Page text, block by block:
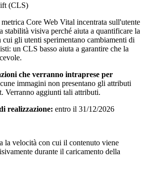
(CLS)
Core Web Vital incentrata sull'utente
stabilità visiva perché aiuta a quantificare la
cui gli utenti sperimentano cambiamenti di
un CLS basso aiuta a garantire che la
che verranno intraprese per
immagini non presentano gli attributi
Verranno aggiunti tali attributi.
realizzazione: entro il 31/12/2026
la velocità con cui il contenuto viene
durante il caricamento della